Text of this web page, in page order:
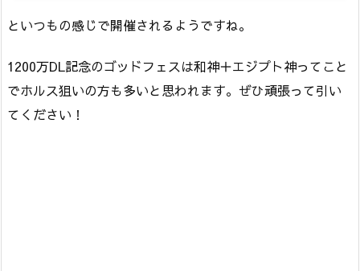
といつもの感じで開催されるようですね。
1200万DL記念のゴッドフェスは和神＋エジプト神ってこと
でホルス狙いの方も多いと思われます。ぜひ頑張って引い
てください！